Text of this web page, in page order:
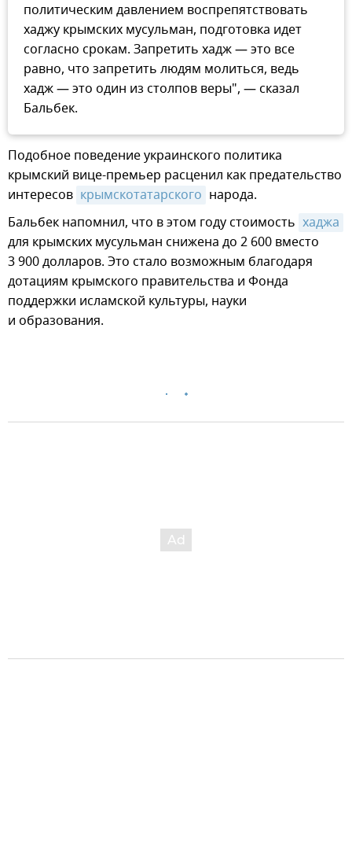
политическим давлением воспрепятствовать
хаджу крымских мусульман, подготовка идет
согласно срокам. Запретить хадж — это все
равно, что запретить людям молиться, ведь
хадж — это один из столпов веры", — сказал
Бальбек.
Подобное поведение украинского политика
крымский вице-премьер расценил как предательство
интересов крымскотатарского народа.
Бальбек напомнил, что в этом году стоимость хаджа
для крымских мусульман снижена до 2 600 вместо
3 900 долларов. Это стало возможным благодаря
дотациям крымского правительства и Фонда
поддержки исламской культуры, науки
и образования.